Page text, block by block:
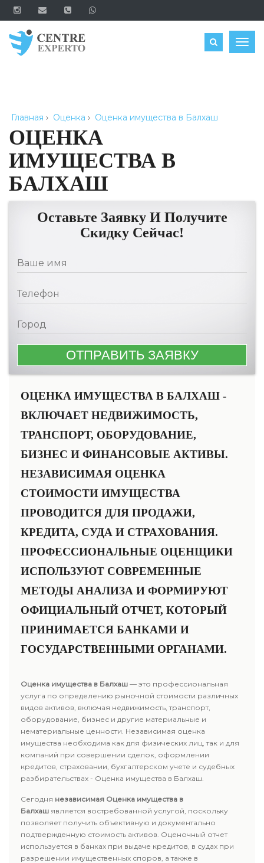
ЗАКАЗАТЬ
Главная › Оценка › Оценка имущества в Балхаш
ОЦЕНКА
ИМУЩЕСТВА В
БАЛХАШ
Оставьте Заявку И Получите
Скидку Сейчас!
ОЦЕНКА ИМУЩЕСТВА В БАЛХАШ -
ВКЛЮЧАЕТ НЕДВИЖИМОСТЬ,
ТРАНСПОРТ, ОБОРУДОВАНИЕ,
БИЗНЕС И ФИНАНСОВЫЕ АКТИВЫ.
НЕЗАВИСИМАЯ ОЦЕНКА
СТОИМОСТИ ИМУЩЕСТВА
ПРОВОДИТСЯ ДЛЯ ПРОДАЖИ,
КРЕДИТА, СУДА И СТРАХОВАНИЯ.
ПРОФЕССИОНАЛЬНЫЕ ОЦЕНЩИКИ
ИСПОЛЬЗУЮТ СОВРЕМЕННЫЕ
МЕТОДЫ АНАЛИЗА И ФОРМИРУЮТ
ОФИЦИАЛЬНЫЙ ОТЧЕТ, КОТОРЫЙ
ПРИНИМАЕТСЯ БАНКАМИ И
ГОСУДАРСТВЕННЫМИ ОРГАНАМИ.
Оценка имущества в Балхаш — это профессиональная
услуга по определению рыночной стоимости различных
видов активов, включая недвижимость, транспорт,
оборудование, бизнес и другие материальные и
нематериальные ценности. Независимая оценка
имущества необходима как для физических лиц, так и для
компаний при совершении сделок, оформлении
кредитов, страховании, бухгалтерском учете и судебных
разбирательствах - Оценка имущества в Балхаш.
Сегодня независимая Оценка имущества в
Балхаш является востребованной услугой, поскольку
позволяет получить объективную и документально
подтвержденную стоимость активов. Оценочный отчет
используется в банках при выдаче кредитов, в судах при
разрешении имущественных споров, а также в